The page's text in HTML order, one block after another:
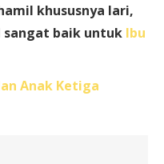
khususnya lari,
sangat baik untuk Ibu
Anak Ketiga